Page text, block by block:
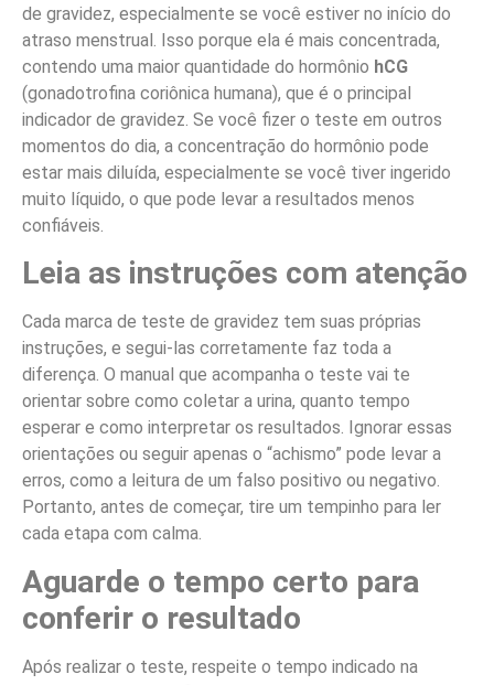
de gravidez, especialmente se você estiver no início do
atraso menstrual. Isso porque ela é mais concentrada,
contendo uma maior quantidade do hormônio hCG
(gonadotrofina coriônica humana), que é o principal
indicador de gravidez. Se você fizer o teste em outros
momentos do dia, a concentração do hormônio pode
estar mais diluída, especialmente se você tiver ingerido
muito líquido, o que pode levar a resultados menos
confiáveis.
Leia as instruções com atenção
Cada marca de teste de gravidez tem suas próprias
instruções, e segui-las corretamente faz toda a
diferença. O manual que acompanha o teste vai te
orientar sobre como coletar a urina, quanto tempo
esperar e como interpretar os resultados. Ignorar essas
orientações ou seguir apenas o “achismo” pode levar a
erros, como a leitura de um falso positivo ou negativo.
Portanto, antes de começar, tire um tempinho para ler
cada etapa com calma.
Aguarde o tempo certo para
conferir o resultado
Após realizar o teste, respeite o tempo indicado na